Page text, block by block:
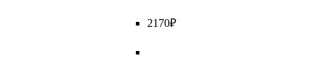
2170₽